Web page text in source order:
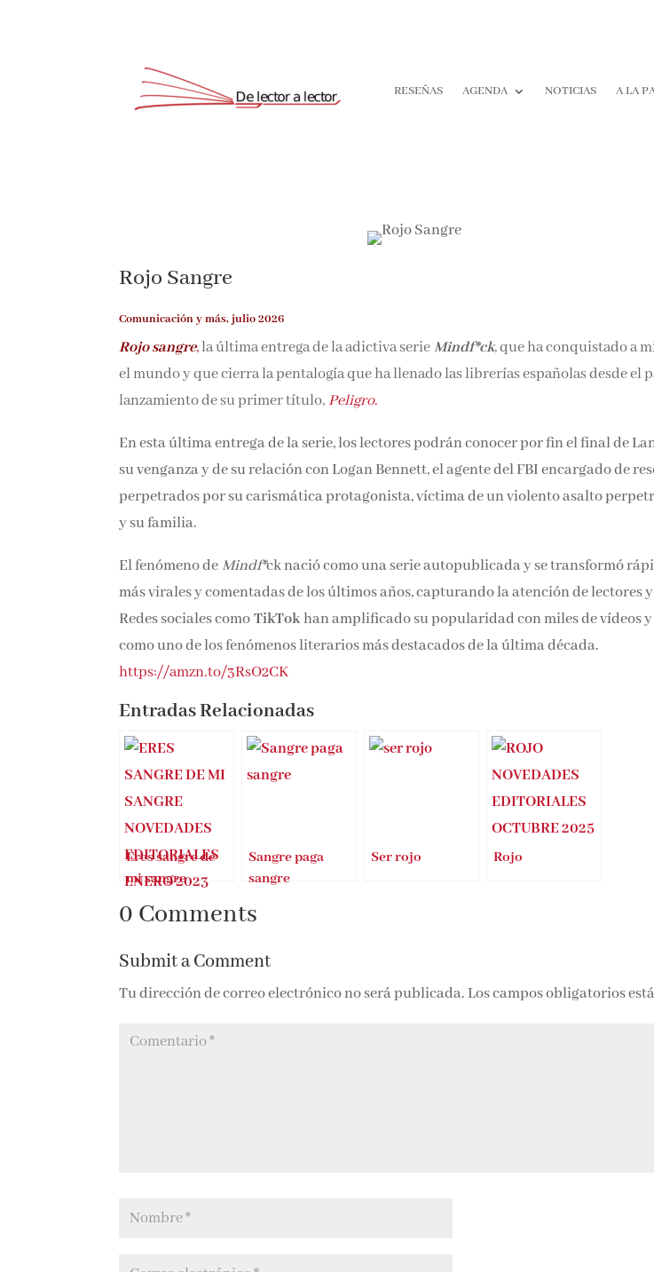
RESEÑAS AGENDA NOTICIAS A LA
Rojo Sangre
Comunicación y más, julio 2026
Rojo sangre,la última entrega de la adictiva serieMindf*ck, que ha conquistado a
el mundo y que cierra la pentalogía que ha llenado las librerías españolas desde el
lanzamiento de su primer título,Peligro.
En esta última entrega de la serie, los lectores podrán conocer por fin el final de
su venganza y de su relación con Logan Bennett, el agente del FBI encargado de
perpetrados por su carismática protagonista, víctima de un violento asalto
y su familia.
El fenómeno deMindf*ck nació como una serie autopublicada y se transformó
más virales y comentadas de los últimos años, capturando la atención de lectores
Redes sociales comoTikTokhan amplificado su popularidad con miles de vídeos
como uno de los fenómenos literarios más destacados de la última década.
https://amzn.to/3RsO2CK
Entradas Relacionadas
Eres sangre de
mi sangre
Sangre paga
sangre
Ser rojo Rojo
0 Comments
Submit a Comment
Tu dirección de correo electrónico no será publicada. Los campos obligatorios